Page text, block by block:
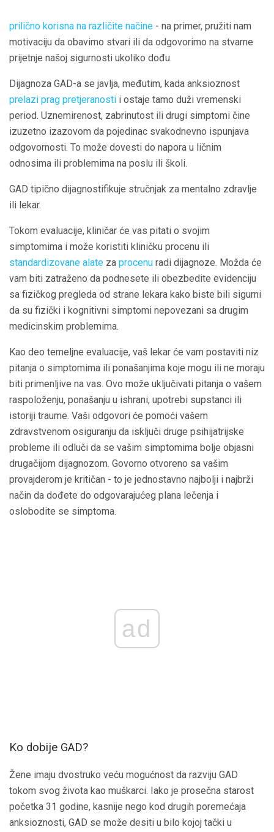
prilično korisna na različite načine - na primer, pružiti nam
motivaciju da obavimo stvari ili da odgovorimo na stvarne
prijetnje našoj sigurnosti ukoliko dođu.
Dijagnoza GAD-a se javlja, međutim, kada anksioznost
prelazi prag pretjeranosti i ostaje tamo duži vremenski
period. Uznemirenost, zabrinutost ili drugi simptomi čine
izuzetno izazovom da pojedinac svakodnevno ispunjava
odgovornosti. To može dovesti do napora u ličnim
odnosima ili problemima na poslu ili školi.
GAD tipično dijagnostifikuje stručnjak za mentalno zdravlje
ili lekar.
Tokom evaluacije, kliničar će vas pitati o svojim
simptomima i može koristiti kliničku procenu ili
standardizovane alate za procenu radi dijagnoze. Možda će
vam biti zatraženo da podnesete ili obezbedite evidenciju
sa fizičkog pregleda od strane lekara kako biste bili sigurni
da su fizički i kognitivni simptomi nepovezani sa drugim
medicinskim problemima.
Kao deo temeljne evaluacije, vaš lekar će vam postaviti niz
pitanja o simptomima ili ponašanjima koje mogu ili ne moraju
biti primenljive na vas. Ovo može uključivati ​​pitanja o vašem
raspoloženju, ponašanju u ishrani, upotrebi supstanci ili
istoriji traume. Vaši odgovori će pomoći vašem
zdravstvenom osiguranju da isključi druge psihijatrijske
probleme ili odluči da se vašim simptomima bolje objasni
drugačijom dijagnozom. Govorno otvoreno sa vašim
provajderom je kritičan - to je jednostavno najbolji i najbrži
način da dođete do odgovarajućeg plana lečenja i
oslobodite se simptoma.
ad
Ko dobije GAD?
Žene imaju dvostruko veću mogućnost da razviju GAD
tokom svog života kao muškarci. Iako je prosečna starost
početka 31 godine, kasnije nego kod drugih poremećaja
anksioznosti, GAD se može desiti u bilo kojoj tački u